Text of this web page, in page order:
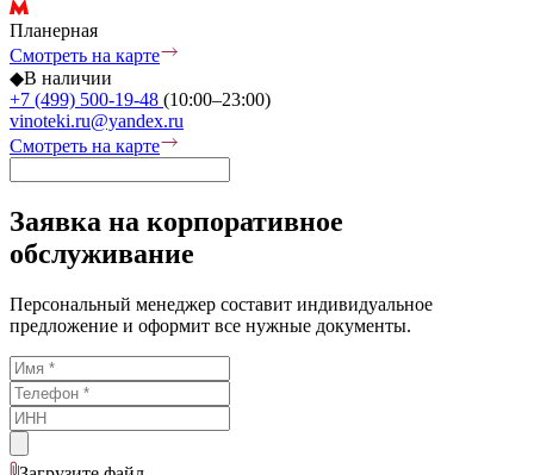
Планерная
Смотреть на карте
◆В наличии
+7 (499) 500-19-48 (10:00–23:00)
vinoteki.ru@yandex.ru
Смотреть на карте
Заявка на корпоративное
обслуживание
Персональный менеджер составит индивидуальное
предложение и оформит все нужные документы.